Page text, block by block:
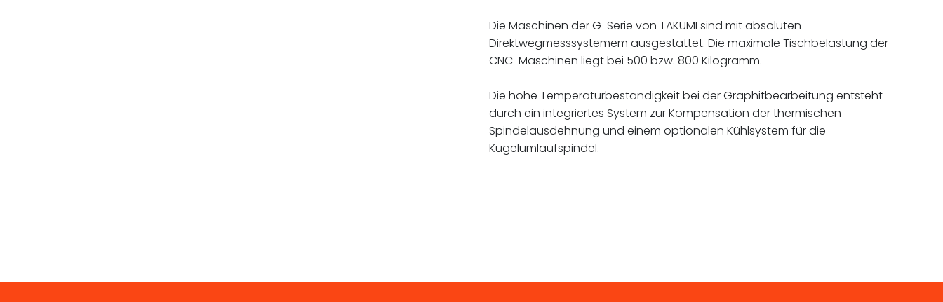
Die Maschinen der G-Serie von TAKUMI sind mit absoluten
Direktwegmesssystemem ausgestattet. Die maximale Tischbelastung der
CNC-Maschinen liegt bei 500 bzw. 800 Kilogramm.
Die hohe Temperaturbeständigkeit bei der Graphitbearbeitung entsteht
durch ein integriertes System zur Kompensation der thermischen
Spindelausdehnung und einem optionalen Kühlsystem für die
Kugelumlaufspindel.